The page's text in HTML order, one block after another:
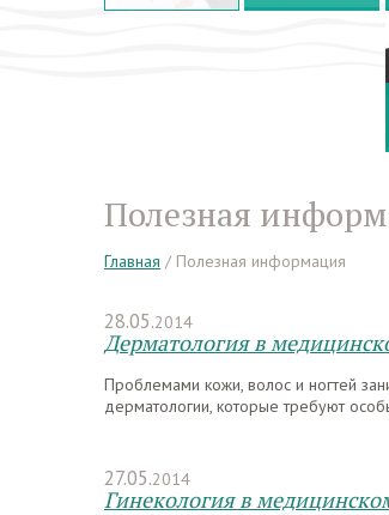
Полезная
Главная / Полезная информация
28.05.2014
Дерматология в
Проблемами кожи, волос и ногтей
дерматологии, которые требуют
27.05.2014
Гинекология в